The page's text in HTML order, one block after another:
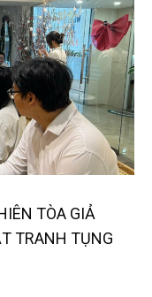
TÒA GIẢ
TRANH TỤNG